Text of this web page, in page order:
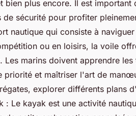
bien plus encore. Il est
sécurité pour profiter
nautique qui consiste à
ou en loisirs, la voile
Les marins doivent apprendre
priorité et maîtriser l'art de
explorer différents plans
: Le kayak est une activité